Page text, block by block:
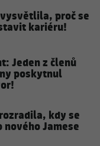
proč se
kariéru!
Jeden z členů
poskytnul
kdy se
Jamese